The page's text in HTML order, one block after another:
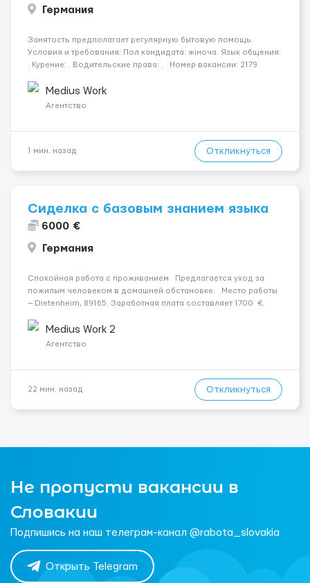
Германия
Занятость предполагает регулярную бытовую помощь.
Условия и требования: Пол кандидата: жіноча. Язык общения:
. Курение: . Водительские права: . Номер вакансии: 2179
Укра...Medius Work
Агентство
1 мин. назад Откликнуться
Сиделка с базовым знанием языка
6000 €
Германия
Спокойная работа с проживанием Предлагается уход за
пожилым человеком в домашней обстановке. Место работы
— Dietenheim, 89165. Заработная плата составляет 1700 €.
Мобільний. Психологическое...
Medius Work 2
Агентство
22 мин. назад Откликнуться
Не пропусти вакансии в
Словакии
Подпишись на наш телеграм-канал @rabota_slovakia
Открыть Telegram